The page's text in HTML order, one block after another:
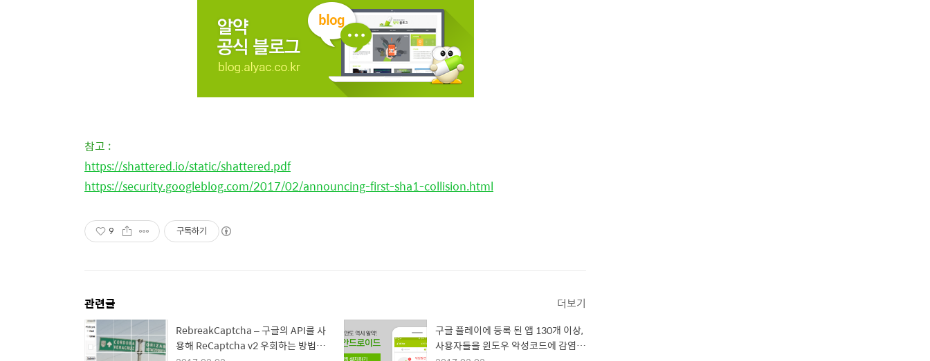
참고 :
https://shattered.io/static/shattered.pdf
https://security.googleblog.com/2017/02/announcing-first-sha1-collision.html
9 구독하기
관련글 더보기
RebreakCaptcha – 구글의 API를 사
용해 ReCaptcha v2 우회하는 방법
구글 플레이에 등록 된 앱 130개 이상,
사용자들을 윈도우 악성코드에 감염시